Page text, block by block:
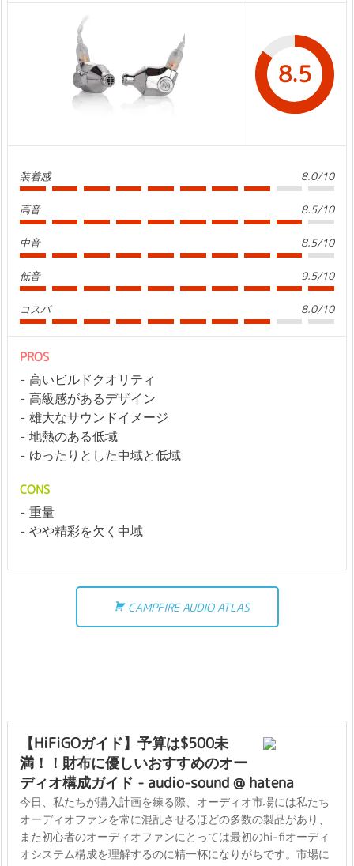
8.5
装着感 8.0/10
高音 8.5/10
中音 8.5/10
低音 9.5/10
コスパ 8.0/10
PROS
高いビルドクオリティ
高級感があるデザイン
雄大なサウンドイメージ
地熱のある低域
ゆったりとした中域と低域
CONS
重量
やや精彩を欠く中域
CAMPFIRE AUDIO ATLAS
【HiFiGOガイド】予算は$500未
満！！財布に優しいおすすめのオー
ディオ構成ガイド - audio-sound @ hatena
今日、私たちが購入計画を練る際、オーディオ市場には私たち
オーディオファンを常に混乱させるほどの多数の製品があり、
また初心者のオーディオファンにとっては最初のhi-fiオーディ
オシステム構成を理解するのに精一杯になりがちです。市場に